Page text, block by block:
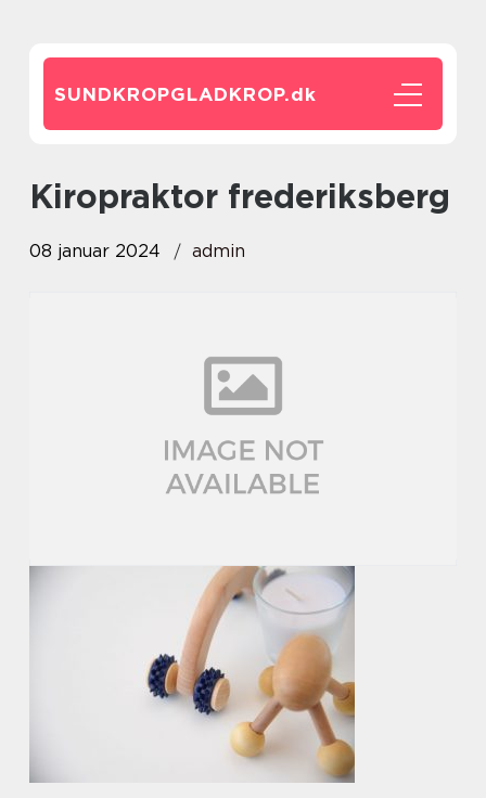
SUNDKROPGLADKROP.dk
kiropraktor frederiksberg
08 januar 2024 admin